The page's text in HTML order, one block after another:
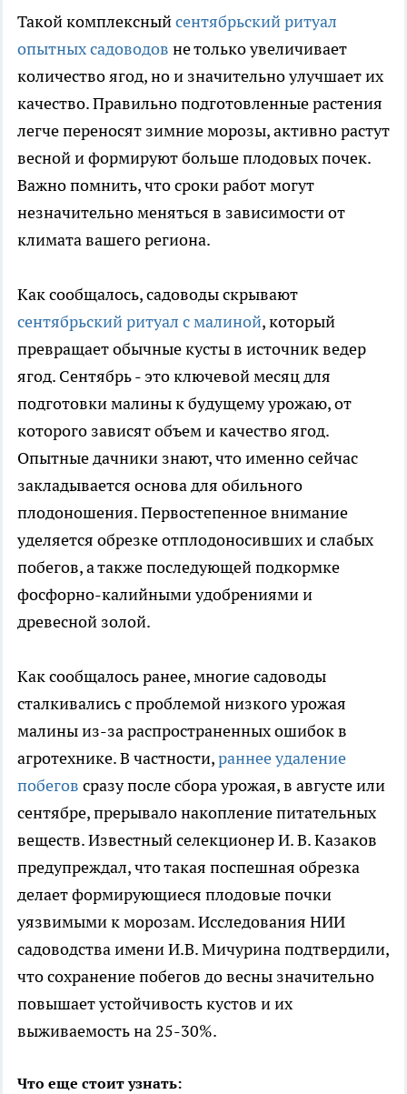
Такой комплексныйсентябрьский ритуал
опытных садоводов не только увеличивает
количество ягод, но и значительно улучшает их
качество. Правильно подготовленные растения
легче переносят зимние морозы, активно растут
весной и формируют больше плодовых почек.
Важно помнить, что сроки работ могут
незначительно меняться в зависимости от
климата вашего региона.
Как сообщалось, садоводы скрывают
сентябрьский ритуал с малиной, который
превращает обычные кусты в источник ведер
ягод. Сентябрь - это ключевой месяц для
подготовки малины к будущему урожаю, от
которого зависят объем и качество ягод.
Опытные дачники знают, что именно сейчас
закладывается основа для обильного
плодоношения. Первостепенное внимание
уделяется обрезке отплодоносивших и слабых
побегов, а также последующей подкормке
фосфорно-калийными удобрениями и
древесной золой.
Как сообщалось ранее, многие садоводы
сталкивались с проблемой низкого урожая
малины из-за распространенных ошибок в
агротехнике. В частности,раннее удаление
побегов сразу после сбора урожая, в августе или
сентябре, прерывало накопление питательных
веществ. Известный селекционер И. В. Казаков
предупреждал, что такая поспешная обрезка
делает формирующиеся плодовые почки
уязвимыми к морозам. Исследования НИИ
садоводства имени И.В. Мичурина подтвердили,
что сохранение побегов до весны значительно
повышает устойчивость кустов и их
выживаемость на 25-30%.
Что еще стоит узнать: